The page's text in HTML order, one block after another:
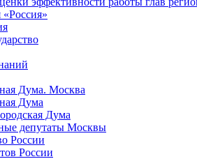
Дума. Москва
Дума
Дума
депутаты Москвы
России
России